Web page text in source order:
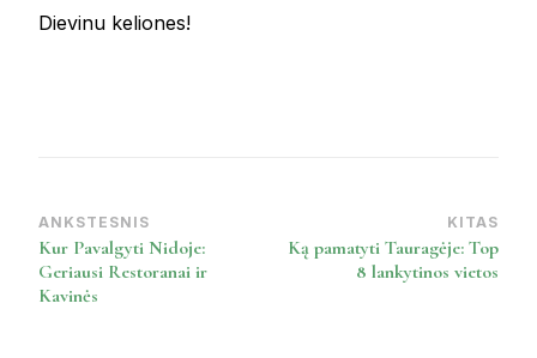
Dievinu keliones!
Post
Navigation
ANKSTESNIS
Kur Pavalgyti Nidoje:
Geriausi Restoranai ir
Kavinės
KITAS
Ką pamatyti Tauragėje: Top
8 lankytinos vietos